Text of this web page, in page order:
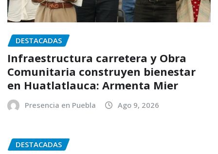
DESTACADAS
Infraestructura carretera y Obra
Comunitaria construyen bienestar
en Huatlatlauca: Armenta Mier
Presencia en Puebla Ago 9, 2026
DESTACADAS